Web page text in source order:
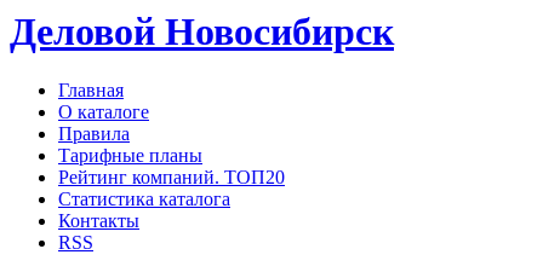
Деловой Новосибирск
Главная
О каталоге
Правила
Тарифные планы
Рейтинг компаний. ТОП20
Статистика каталога
Контакты
RSS